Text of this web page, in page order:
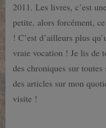
2011. Les livres, c’est
petite, alors forcément,
! C’est d’ailleurs plus
vraie vocation ! Je lis de
des chroniques sur
des articles sur mon
visite !